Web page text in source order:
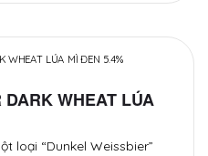
WHEAT LÚA
loại “Dunkel Weissbier”